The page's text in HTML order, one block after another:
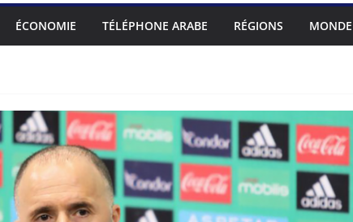
ÉCONOMIE TÉLÉPHONE ARABE RÉGIONS MONDE